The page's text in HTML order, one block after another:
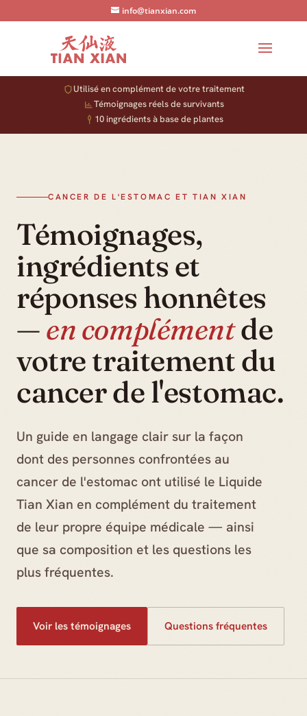
info@tianxian.com
Utilisé en complément de votre traitement
Témoignages réels de survivants
10 ingrédients à base de plantes
CANCER DE L'ESTOMAC ET TIAN XIAN
Témoignages,
ingrédients et
réponses honnêtes
—en complémentde
votre traitement du
cancer de l'estomac.
Un guide en langage clair sur la façon
dont des personnes confrontées au
cancer de l'estomac ont utilisé le Liquide
Tian Xian en complément du traitement
de leur propre équipe médicale — ainsi
que sa composition et les questions les
plus fréquentes.
Voir les témoignages Questions fréquentes
Un complément, pas un remède
Tian Xian vise à accompagner les personnes pendant un
traitement supervisé par leur oncologue — jamais à
remplacer la chirurgie, la chimiothérapie ou la